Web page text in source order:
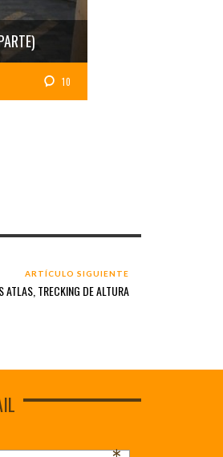
10
ARTÍCULO SIGUIENTE
ATLAS, TRECKING DE ALTURA